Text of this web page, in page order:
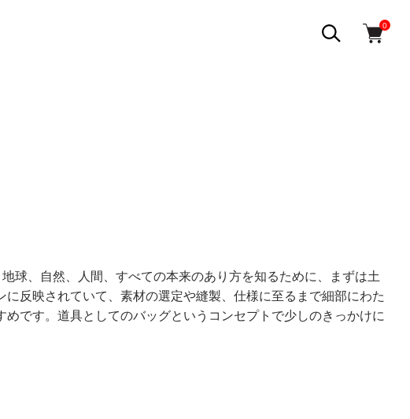
0
球、自然、人間、すべての本来のあり方を知るために、まずは土
反映されていて、素材の選定や縫製、仕様に至るまで細部にわた
です。道具としてのバッグというコンセプトで少しのきっかけに